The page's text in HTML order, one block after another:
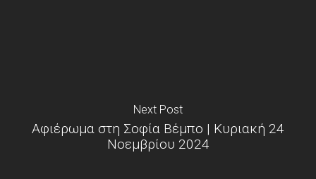
Next Post
Αφιέρωμα στη Σοφία Βέμπο | Κυριακή 24
Νοεμβρίου 2024